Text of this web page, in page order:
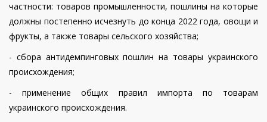
частности: товаров промышленности, пошлины на которые
должны постепенно исчезнуть до конца 2022 года, овощи и
фрукты, а также товары сельского хозяйства;
- сбора антидемпинговых пошлин на товары украинского
происхождения;
- применение общих правил импорта по товарам
украинского происхождения.